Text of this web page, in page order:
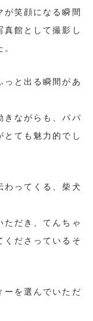
が笑顔になる瞬間
真館として撮影し
っと出る瞬間があ
きながらも、パパ
とても魅力的でし
わってくる、柴犬
ただき、てんちゃ
くださっているそ
ーを選んでいただ